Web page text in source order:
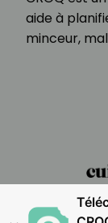
aide à
minceur,